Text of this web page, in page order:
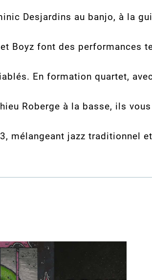
Desjardins au banjo, à la
Boyz font des performances
En formation quartet,
Roberge à la basse, ils
mélangeant jazz traditionnel